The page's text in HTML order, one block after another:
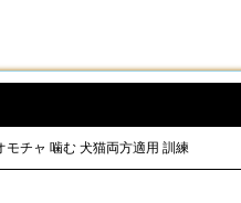
チャ 噛む 犬猫両方適用 訓練